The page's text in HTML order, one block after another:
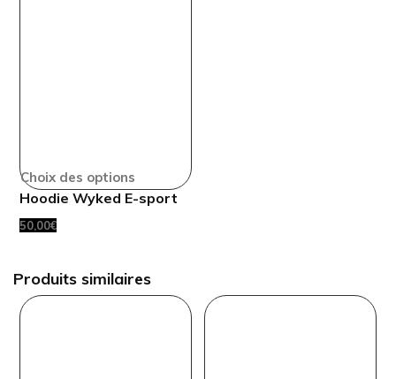
Choix des options
Hoodie Wyked E-sport
50,00€
Produits similaires